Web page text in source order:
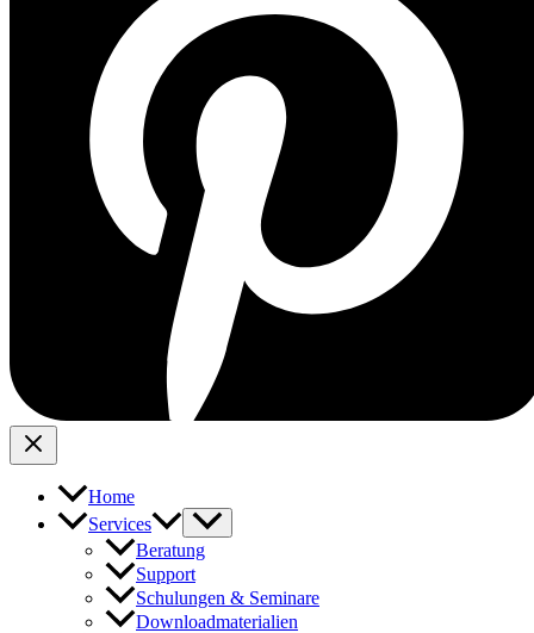
Home
Services
Beratung
Support
Schulungen & Seminare
Downloadmaterialien